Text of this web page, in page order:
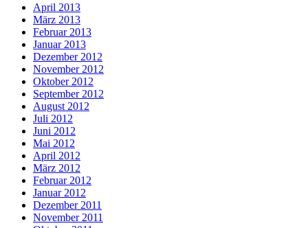
April 2013
März 2013
Februar 2013
Januar 2013
Dezember 2012
November 2012
Oktober 2012
September 2012
August 2012
Juli 2012
Juni 2012
Mai 2012
April 2012
März 2012
Februar 2012
Januar 2012
Dezember 2011
November 2011